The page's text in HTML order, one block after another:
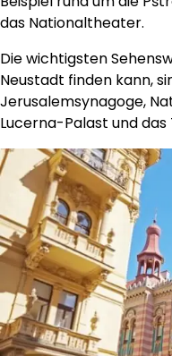
das Nationaltheater.
Die wichtigsten
Neustadt finden kann,
Jerusalemsynagoge,
Lucerna-Palast und das